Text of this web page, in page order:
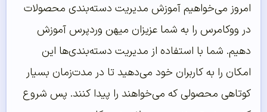
امروز می‌خواهیم آموزش مدیریت دسته‌بندی محصولات
در ووکامرس را به شما عزیزان میهن وردپرس آموزش
دهیم. شما با استفاده از مدیریت دسته‌بندی‌ها این
امکان را به کاربران خود می‌دهید تا در مدت‌زمان بسیار
کوتاهی محصولی که می‌خواهند را پیدا کنند. پس شروع